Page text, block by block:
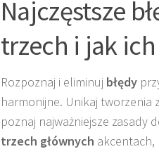
Najczęstsze
trzech i jak
Rozpoznaj i eliminuj błędy
harmonijne. Unikaj tworzenia
poznaj najważniejsze zasady
trzech głównych